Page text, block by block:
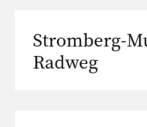
Stromberg-
Radweg